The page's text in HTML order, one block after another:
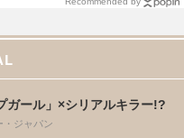
ガール」×シリアルキラー!?
・ジャパン